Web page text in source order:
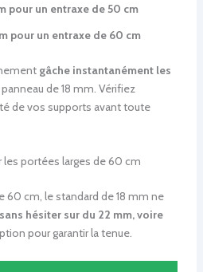
pour un entraxe de 50 cm
pour un entraxe de 60 cm
gâche instantanément les
de 18 mm. Vérifiez
de vos supports avant toute
portées larges de 60 cm
60 cm, le standard de 18 mm ne
hésiter sur du 22 mm, voire
pour garantir la tenue.